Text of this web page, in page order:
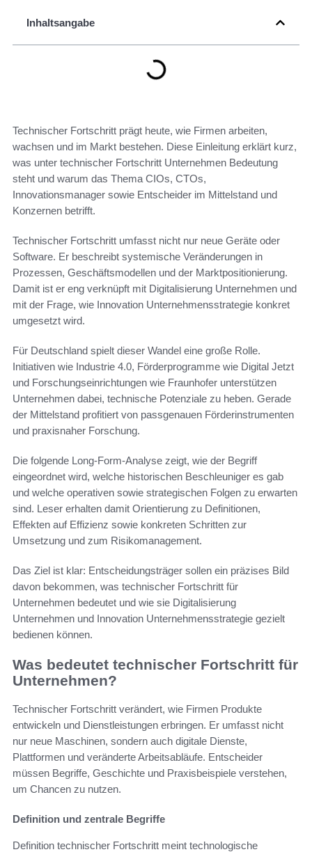
Inhaltsangabe
Technischer Fortschritt prägt heute, wie Firmen arbeiten,
wachsen und im Markt bestehen. Diese Einleitung erklärt kurz,
was unter technischer Fortschritt Unternehmen Bedeutung
steht und warum das Thema CIOs, CTOs,
Innovationsmanager sowie Entscheider im Mittelstand und
Konzernen betrifft.
Technischer Fortschritt umfasst nicht nur neue Geräte oder
Software. Er beschreibt systemische Veränderungen in
Prozessen, Geschäftsmodellen und der Marktpositionierung.
Damit ist er eng verknüpft mit Digitalisierung Unternehmen und
mit der Frage, wie Innovation Unternehmensstrategie konkret
umgesetzt wird.
Für Deutschland spielt dieser Wandel eine große Rolle.
Initiativen wie Industrie 4.0, Förderprogramme wie Digital Jetzt
und Forschungseinrichtungen wie Fraunhofer unterstützen
Unternehmen dabei, technische Potenziale zu heben. Gerade
der Mittelstand profitiert von passgenauen Förderinstrumenten
und praxisnaher Forschung.
Die folgende Long‑Form‑Analyse zeigt, wie der Begriff
eingeordnet wird, welche historischen Beschleuniger es gab
und welche operativen sowie strategischen Folgen zu erwarten
sind. Leser erhalten damit Orientierung zu Definitionen,
Effekten auf Effizienz sowie konkreten Schritten zur
Umsetzung und zum Risikomanagement.
Das Ziel ist klar: Entscheidungsträger sollen ein präzises Bild
davon bekommen, was technischer Fortschritt für
Unternehmen bedeutet und wie sie Digitalisierung
Unternehmen und Innovation Unternehmensstrategie gezielt
bedienen können.
Was bedeutet technischer Fortschritt für
Unternehmen?
Technischer Fortschritt verändert, wie Firmen Produkte
entwickeln und Dienstleistungen erbringen. Er umfasst nicht
nur neue Maschinen, sondern auch digitale Dienste,
Plattformen und veränderte Arbeitsabläufe. Entscheider
müssen Begriffe, Geschichte und Praxisbeispiele verstehen,
um Chancen zu nutzen.
Definition und zentrale Begriffe
Definition technischer Fortschritt meint technologische